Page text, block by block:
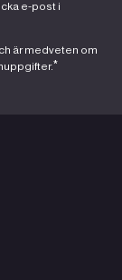
e-post i
är medveten om
*